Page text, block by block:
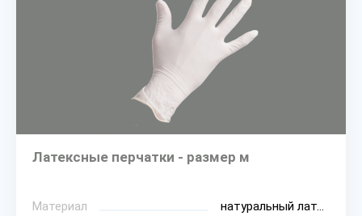
Латексные перчатки - размер м
Материал
натуральный латекс